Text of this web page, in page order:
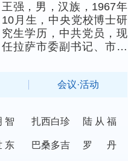
王强，男，汉族，1967年
10月生，中央党校博士研
究生学历，中共党员，现
任拉萨市委副书记、市政
会议·活动
智 扎西白珍 陆从福
东 巴桑多吉 罗丹